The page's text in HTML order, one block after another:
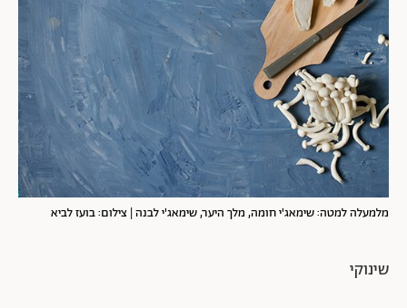
מלמעלה למטה: שימאג'י חומה, מלך היער, שימאג'י לבנה | צילום: בועז לביא
שינוקי